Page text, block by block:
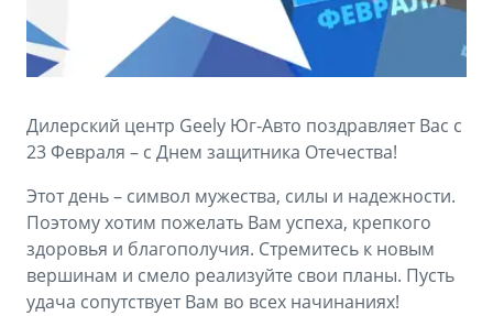
от 3 429 990 ₽* от 4 349 990 ₽*
PREFACE
от 3 079 990 ₽*
GEELY EX5
от 3 769 990 ₽*
Зарядные устройства
Автокредит
Расчет КАСКО
Страхование
GEELY Лизинг
Спецпредложения
Помощь на дорогах
Гарантия Geely
Сервисная книжка
Вопросы и ответы
Дилерский центр Geely Юг-Авто поздравляет Вас с
23 Февраля – с Днем защитника Отечества!
Этот день – символ мужества, силы и надежности.
Поэтому хотим пожелать Вам успеха, крепкого
здоровья и благополучия. Стремитесь к новым
вершинам и смело реализуйте свои планы. Пусть
удача сопутствует Вам во всех начинаниях!